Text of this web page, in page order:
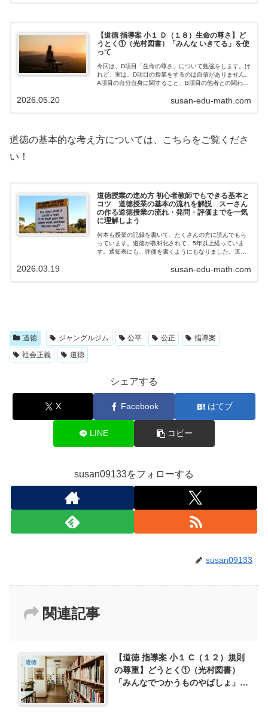
【道徳 指導案 小１ Ｄ（１８）生命の尊さ】ど
うとく①（光村図書）「みんな いきてる」を使
って
今回は、D項目「生命の尊さ」について勉強をします。け
れど、実は、D項目の授業をするのは自信がありません。
A項目の自分自身に関すること、B項目の他者との関わ
ら考えられる事が多く、発問もいろい…susan-edu-math.com
2026.05.20
道徳の基本的な考え方については、こちらをご覧くださ
い！
道徳授業の進め方 初心者教師でもできる基本と
コツ 道徳授業の基本の流れを解説 スーさん
の作る道徳授業の流れ・発問・評価までを一気
に理解しよう
何本も授業の記録を書いて、たくさんの方に読んでもら
っています。道徳が教科化されて、5年以上経っていま
す。通知表にも、評価を書くようにもなりました。道徳
分、いろんな答えが出てきて感じています。…
susan-edu-math.com
2026.03.19
道徳 ジャングルジム 公平 公正
指導案
社会正義
道徳
シェアする
X Facebook はてブ
LINE コピー
susan09133をフォローする
susan09133
関連記事
道徳
【道徳 指導案 小１ C（１２）規則
の尊重】どうとく①（光村図書）
「みんなでつかうものやばしょ」を